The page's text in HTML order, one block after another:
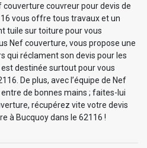
couverture couvreur pour devis de
vous offre tous travaux et un
tuile sur toiture pour vous
Nef couverture, vous propose une
qui réclament son devis pour les
destinée surtout pour vous
De plus, avec l’équipe de Nef
de bonnes mains ; faites-lui
récupérez vite votre devis
à Bucquoy dans le 62116 !